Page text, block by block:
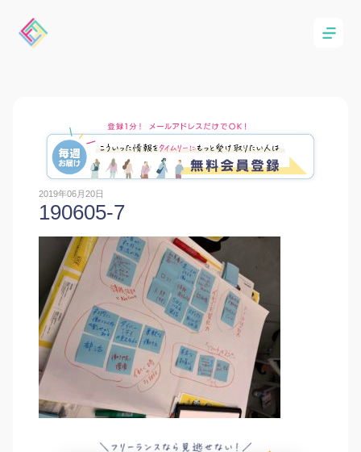
2019年06月20日
190605-7